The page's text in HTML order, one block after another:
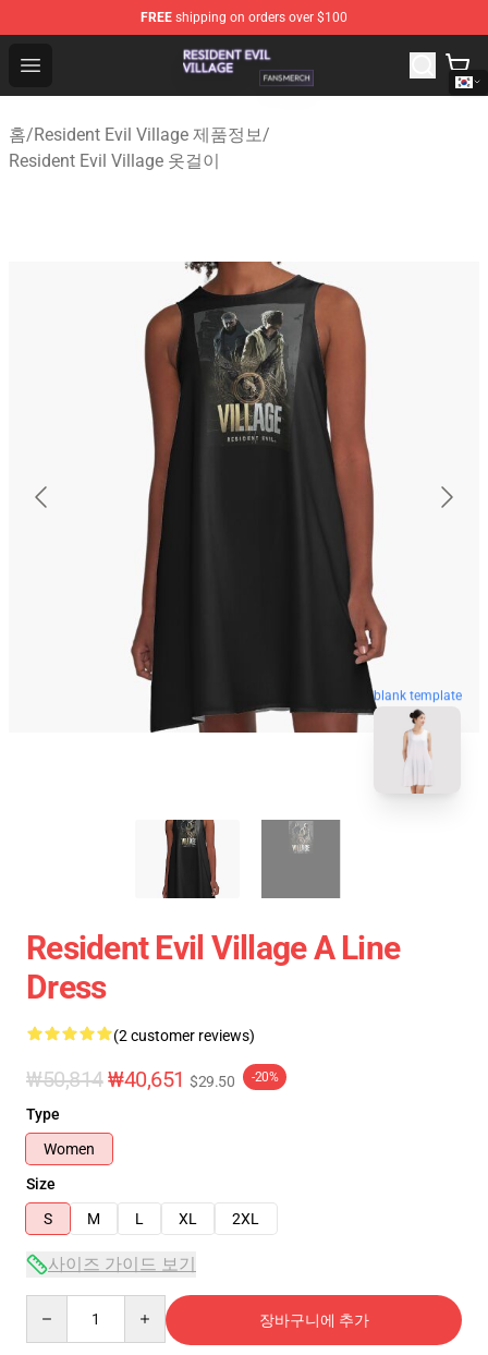
FREE shipping on orders over $100
Open menu
Resident Evil Village Shop - Official Resident Evil Village
홈/Resident Evil Village 제품정보/
Resident Evil Village 옷걸이
blank template
Resident Evil Village A Line
Dress
(2 customer reviews)
₩50,814₩40,651 $29.50 -20%
Type
Women
Size
S
M L XL 2XL
사이즈 가이드 보기
장바구니에 추가